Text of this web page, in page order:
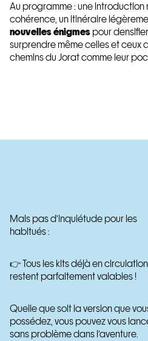
Au programme : une introduction
cohérence, un itinéraire
nouvelles énigmes pour
surprendre même celles et ceux
chemins du Jorat comme leur
Mais pas d’inquiétude pour les
habitués :
👉 Tous les kits déjà en circulation
restent parfaitement valables !
Quelle que soit la version que
possédez, vous pouvez vous
sans problème dans l’aventure.